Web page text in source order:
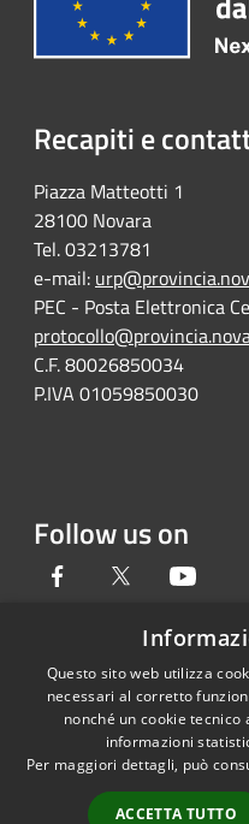
Recapiti e
Piazza Matteotti 1
28100 Novara
Tel. 03213781
e-mail:
PEC - Posta Elettronica
C.F. 80026850034
P.IVA 01059850030
Follow us on
Facebook Twitter
RSS
Accessibility
Cookie
Sitemap
Questo sito web utilizza
necessari al corretto
nonché un cookie
informazioni
Per maggiori dettagli, può
ACCETTA TUTTO